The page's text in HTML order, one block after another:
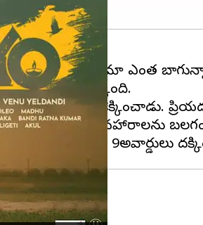
సినిమా ఎంత
సినిమాకు దక్కింది.
సినిమాను తెరకెక్కించాడు.
ఆచారాలను, వ్యవహారాలను